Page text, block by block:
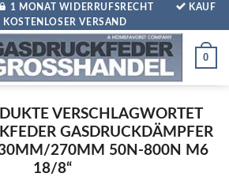
1 MONAT WIDERRUFSRECHT
KAUF
KOSTENLOSER VERSAND
0
VERSCHLAGWORTET
GASDRUCKDÄMPFER
270MM 50N-800N M6
18/8“